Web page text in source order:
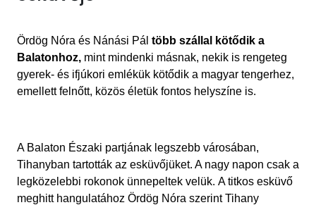
Ördög Nóra és Nánási Pál több szállal kötődik a
Balatonhoz, mint mindenki másnak, nekik is rengeteg
gyerek- és ifjúkori emlékük kötődik a magyar tengerhez,
emellett felnőtt, közös életük fontos helyszíne is.
A Balaton Északi partjának legszebb városában,
Tihanyban tartották az esküvőjüket. A nagy napon csak a
legközelebbi rokonok ünnepeltek velük. A titkos esküvő
meghitt hangulatához Ördög Nóra szerint Tihany